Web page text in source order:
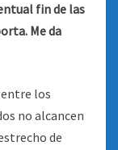
fin de las
Me da
los
no alcancen
de